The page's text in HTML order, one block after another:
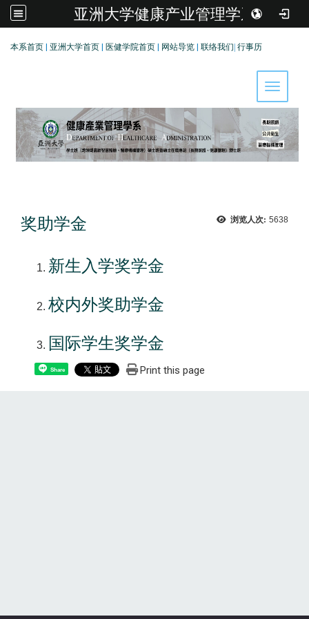
亚洲大学健康产业管理学系
本系首页 亚洲大学首页 医健学院首页 网站导览 联络我们 行事历
Toggle
浏览人次: 5638
奖助学金
新生入学奖学金
校内外奖助学金
国际学生奖学金
Share Print this page